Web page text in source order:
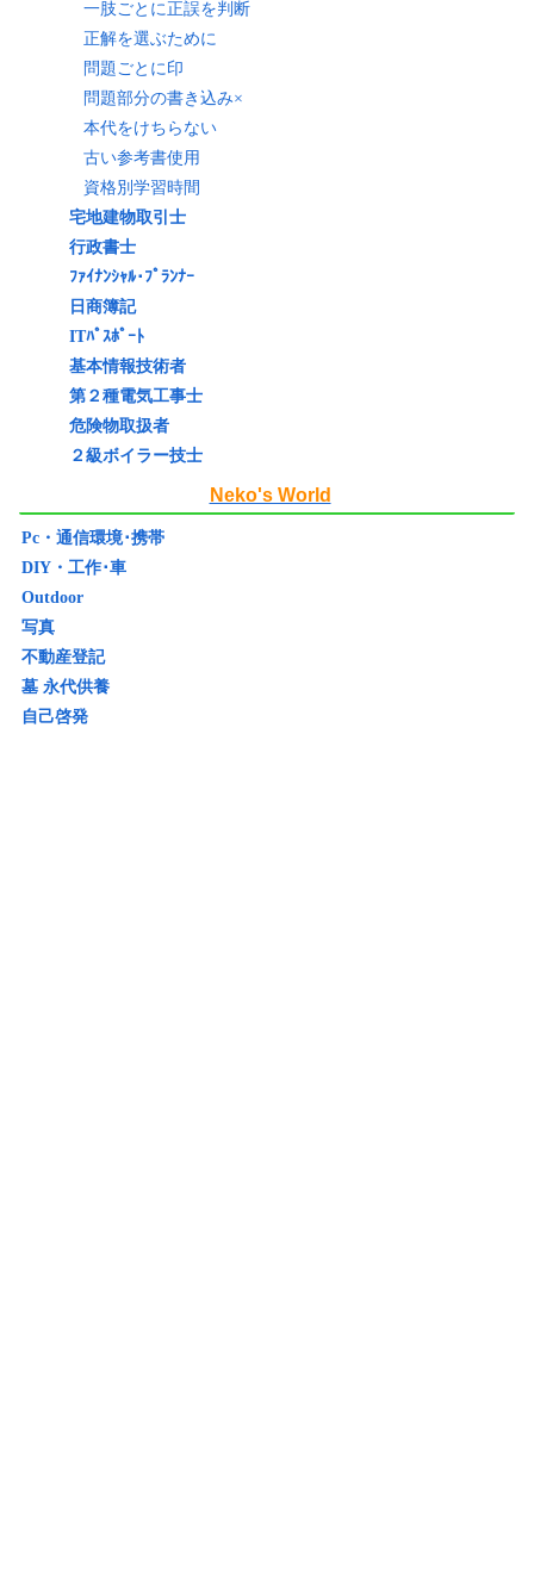
一肢ごとに正誤を判断
正解を選ぶために
問題ごとに印
問題部分の書き込み×
本代をけちらない
古い参考書使用
資格別学習時間
宅地建物取引士
行政書士
ﾌｧｲﾅﾝｼｬﾙ･ﾌﾟﾗﾝﾅｰ
日商簿記
ITﾊﾟｽﾎﾟｰﾄ
基本情報技術者
第２種電気工事士
危険物取扱者
２級ボイラー技士
Neko's World
Pc・通信環境･携帯
DIY・工作･車
Outdoor
写真
不動産登記
墓 永代供養
自己啓発